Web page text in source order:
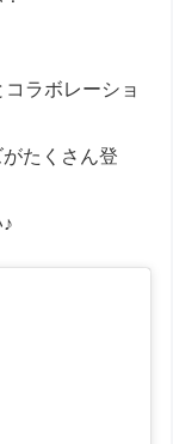
ラボレーショ
たくさん登